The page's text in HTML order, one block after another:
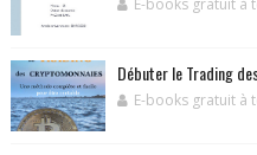
E-books gratuit à
Débuter le Trading
E-books gratuit à